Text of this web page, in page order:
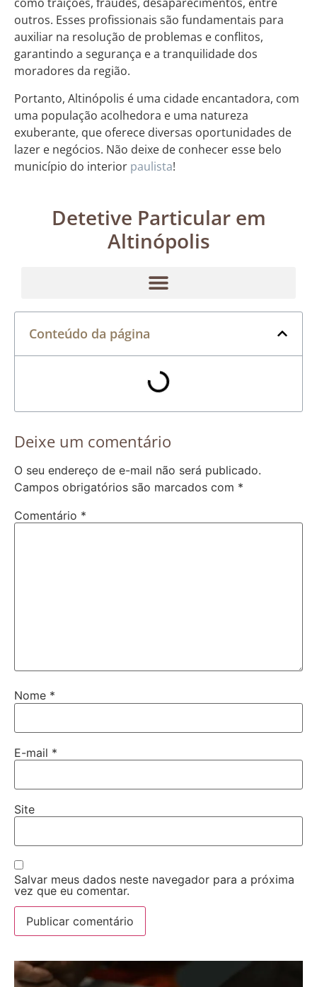
outros. Esses profissionais são fundamentais para
auxiliar na resolução de problemas e conflitos,
garantindo a segurança e a tranquilidade dos
moradores da região.
Portanto, Altinópolis é uma cidade encantadora, com
uma população acolhedora e uma natureza
exuberante, que oferece diversas oportunidades de
lazer e negócios. Não deixe de conhecer esse belo
município do interior paulista!
Detetive Particular em
Altinópolis
Conteúdo da página
Deixe um comentário
O seu endereço de e-mail não será publicado.
Campos obrigatórios são marcados com *
Comentário *
Nome *
E-mail *
Site
Salvar meus dados neste navegador para a próxima
vez que eu comentar.